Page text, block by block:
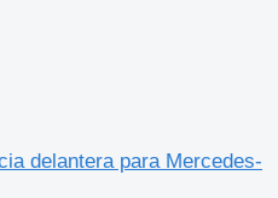
delantera para Mercedes-